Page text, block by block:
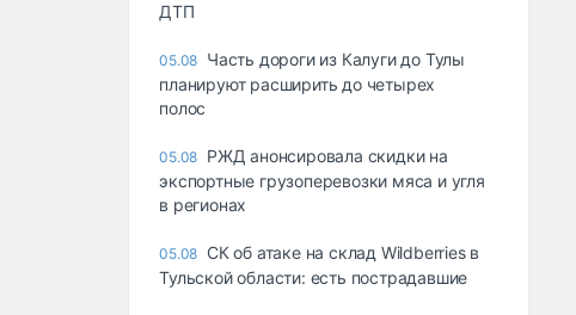
ДТП
05.08 Часть дороги из Калуги до Тулы
планируют расширить до четырех
полос
05.08 РЖД анонсировала скидки на
экспортные грузоперевозки мяса и угля
в регионах
05.08 СК об атаке на склад Wildberries в
Тульской области: есть пострадавшие